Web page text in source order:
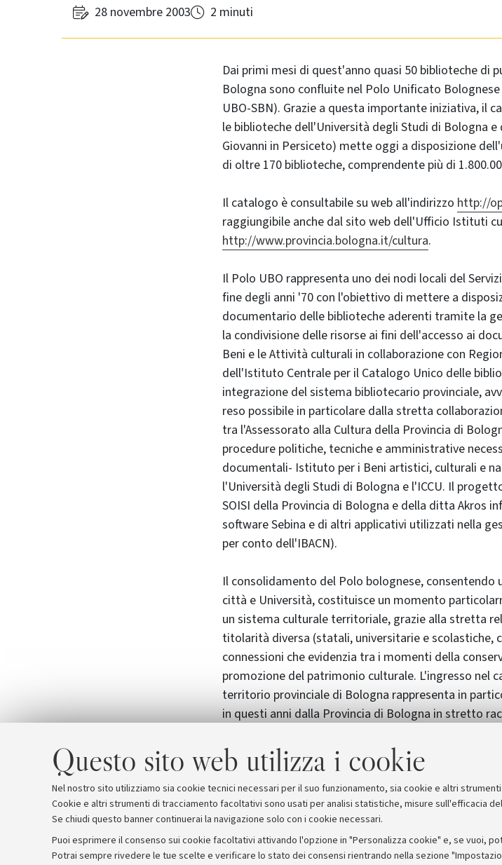
Questo sito web utilizza i cookie
Nel nostro sito utilizziamo sia cookie tecnici necessari per il suo funzionamento, sia cookie e altri
Cookie e altri strumenti di tracciamento facoltativi sono usati per analisi statistiche, misure sull'efficacia
Se chiudi questo banner continuerai la navigazione solo con i cookie necessari.
Puoi esprimere il consenso sui cookie facoltativi attivando l'opzione in "Personalizza cookie" e, se vuoi,
Potrai sempre rivedere le tue scelte e verificare lo stato dei consensi rientrando nella sezione
28 novembre 2003 2 minuti
Dai primi mesi di quest'anno quasi 50 biblioteche di
Bologna sono confluite nel Polo Unificato
UBO-SBN). Grazie a questa importante iniziativa, il
le biblioteche dell'Università degli Studi di Bologna
Giovanni in Persiceto) mette oggi a disposizione
di oltre 170 biblioteche, comprendente più di
Il catalogo è consultabile su web all'indirizzo http://
raggiungibile anche dal sito web dell'Ufficio Istituti
http://www.provincia.bologna.it/cultura.
Il Polo UBO rappresenta uno dei nodi locali del
fine degli anni '70 con l'obiettivo di mettere a
documentario delle biblioteche aderenti tramite la
la condivisione delle risorse ai fini dell'accesso ai
Beni e le Attività culturali in collaborazione con
dell'Istituto Centrale per il Catalogo Unico delle
integrazione del sistema bibliotecario provinciale,
reso possibile in particolare dalla stretta
tra l'Assessorato alla Cultura della Provincia di
procedure politiche, tecniche e amministrative
documentali- Istituto per i Beni artistici, culturali e
l'Università degli Studi di Bologna e l'ICCU. Il
SOISI della Provincia di Bologna e della ditta Akros
software Sebina e di altri applicativi utilizzati nella
per conto dell'IBACN).
Il consolidamento del Polo bolognese,
città e Università, costituisce un momento
un sistema culturale territoriale, grazie alla stretta
titolarità diversa (statali, universitarie e scolastiche,
connessioni che evidenzia tra i momenti della
promozione del patrimonio culturale. L'ingresso nel
territorio provinciale di Bologna rappresenta in
in questi anni dalla Provincia di Bologna in stretto
oltre a garantire al pubblico un accesso immediato
all'informazione, rafforzerà infatti il processo di
potenziamento dei servizi offerti dalle biblioteche